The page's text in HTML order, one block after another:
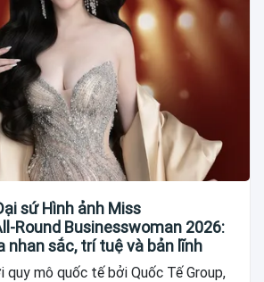
sứ Hình ảnh Miss
Round Businesswoman 2026:
nhan sắc, trí tuệ và bản lĩnh
mô quốc tế bởi Quốc Tế Group,